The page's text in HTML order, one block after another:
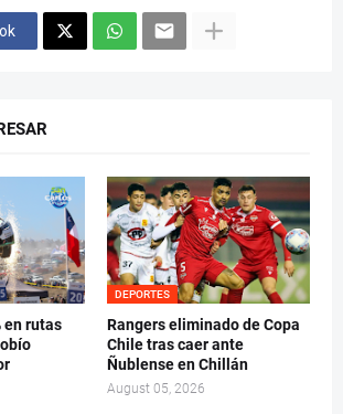
en rutas
DEPORTES
Rangers eliminado de Copa
Chile tras caer ante
Ñublense en Chillán
August 05, 2026